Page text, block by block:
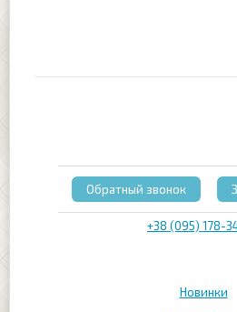
Новинки
+38 (095) 178-
Обратный звонок